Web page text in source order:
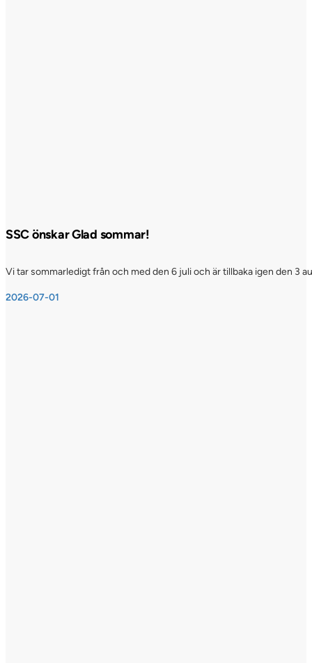
SSC önskar Glad sommar!
Vi tar sommarledigt från och med den 6 juli och är tillbaka igen den 3
2026-07-01